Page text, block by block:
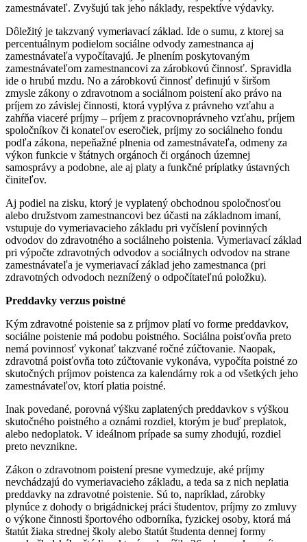
zamestnávateľ. Zvyšujú tak jeho náklady, respektíve výdavky.
Dôležitý je takzvaný vymeriavací základ. Ide o sumu, z ktorej sa
percentuálnym podielom sociálne odvody zamestnanca aj
zamestnávateľa vypočítavajú. Je plnením poskytovaným
zamestnávateľom zamestnancovi za zárobkovú činnosť. Spravidla
ide o hrubú mzdu. No a zárobkovú činnosť definujú v širšom
zmysle zákony o zdravotnom a sociálnom poistení ako právo na
príjem zo závislej činnosti, ktorá vyplýva z právneho vzťahu a
zahŕňa viaceré príjmy – príjem z pracovnoprávneho vzťahu, príjem
spoločníkov či konateľov eseročiek, príjmy zo sociálneho fondu
podľa zákona, nepeňažné plnenia od zamestnávateľa, odmeny za
výkon funkcie v štátnych orgánoch či orgánoch územnej
samosprávy a podobne, ale aj platy a funkčné príplatky ústavných
činiteľov.
Aj podiel na zisku, ktorý je vyplatený obchodnou spoločnosťou
alebo družstvom zamestnancovi bez účasti na základnom imaní,
vstupuje do vymeriavacieho základu pri vyčíslení povinných
odvodov do zdravotného a sociálneho poistenia. Vymeriavací základ
pri výpočte zdravotných odvodov a sociálnych odvodov na strane
zamestnávateľa je vymeriavací základ jeho zamestnanca (pri
zdravotných odvodoch neznížený o odpočítateľnú položku).
Preddavky verzus poistné
Kým zdravotné poistenie sa z príjmov platí vo forme preddavkov,
sociálne poistenie má podobu poistného. Sociálna poisťovňa preto
nemá povinnosť vykonať takzvané ročné zúčtovanie. Naopak,
zdravotná poisťovňa toto zúčtovanie vykonáva, vypočíta poistné zo
skutočných príjmov poistenca za kalendárny rok a od všetkých jeho
zamestnávateľov, ktorí platia poistné.
Inak povedané, porovná výšku zaplatených preddavkov s výškou
skutočného poistného a oznámi rozdiel, ktorým je buď preplatok,
alebo nedoplatok. V ideálnom prípade sa sumy zhodujú, rozdiel
preto nevznikne.
Zákon o zdravotnom poistení presne vymedzuje, aké príjmy
nevchádzajú do vymeriavacieho základu, a teda sa z nich neplatia
preddavky na zdravotné poistenie. Sú to, napríklad, zárobky
plynúce z dohody o brigádnickej práci študentov, príjmy zo zmluvy
o výkone činnosti športového odborníka, fyzickej osoby, ktorá má
štatút žiaka strednej školy alebo štatút študenta dennej formy